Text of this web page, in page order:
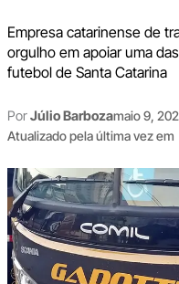
Empresa catarinense de
orgulho em apoiar uma
futebol de Santa Catarina
PorJúlio Barbozamaio 9,
Atualizado pela última vez em